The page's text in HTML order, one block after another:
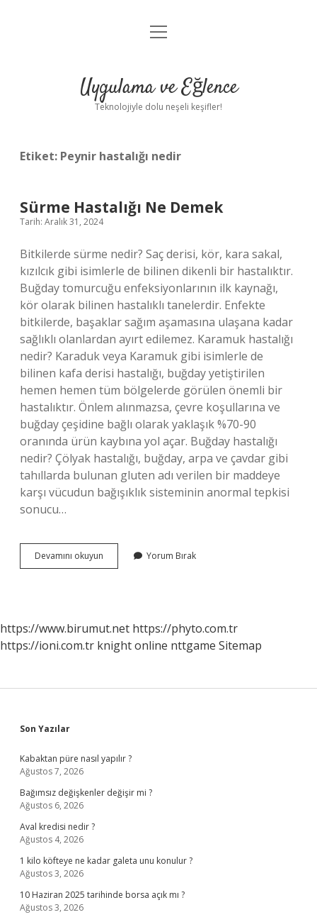
Anasayfa
Yasal Uyarı
menüyü
Uygulama ve Eğlence
Teknolojiyle dolu neşeli keşifler!
Etiket: Peynir hastalığı nedir
Sürme Hastalığı Ne Demek
Tarih: Aralık 31, 2024
Bitkilerde sürme nedir? Saç derisi, kör, kara sakal,
kızılcık gibi isimlerle de bilinen dikenli bir hastalıktır.
Buğday tomurcuğu enfeksiyonlarının ilk kaynağı,
kör olarak bilinen hastalıklı tanelerdir. Enfekte
bitkilerde, başaklar sağım aşamasına ulaşana kadar
sağlıklı olanlardan ayırt edilemez. Karamuk hastalığı
nedir? Karaduk veya Karamuk gibi isimlerle de
bilinen kafa derisi hastalığı, buğday yetiştirilen
hemen hemen tüm bölgelerde görülen önemli bir
hastalıktır. Önlem alınmazsa, çevre koşullarına ve
buğday çeşidine bağlı olarak yaklaşık %70-90
oranında ürün kaybına yol açar. Buğday hastalığı
nedir? Çölyak hastalığı, buğday, arpa ve çavdar gibi
tahıllarda bulunan gluten adı verilen bir maddeye
karşı vücudun bağışıklık sisteminin anormal tepkisi
sonucu…
Devamını okuyun
Hastalığı
Yorum Bırak
https://www.birumut.net https://phyto.com.tr
https://ioni.com.tr knight online nttgame Sitemap
Sidebar
Son Yazılar
Kabaktan püre nasıl yapılır ?
Ağustos 7, 2026
Bağımsız değişkenler değişir mi ?
Ağustos 6, 2026
Aval kredisi nedir ?
Ağustos 4, 2026
1 kilo köfteye ne kadar galeta unu konulur ?
Ağustos 3, 2026
10 Haziran 2025 tarihinde borsa açık mı ?
Ağustos 3, 2026